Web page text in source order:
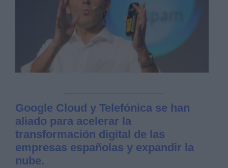
Google Cloud y Telefónica se han
aliado para acelerar la
transformación digital de las
empresas españolas y expandir la
nube.
Información adicional